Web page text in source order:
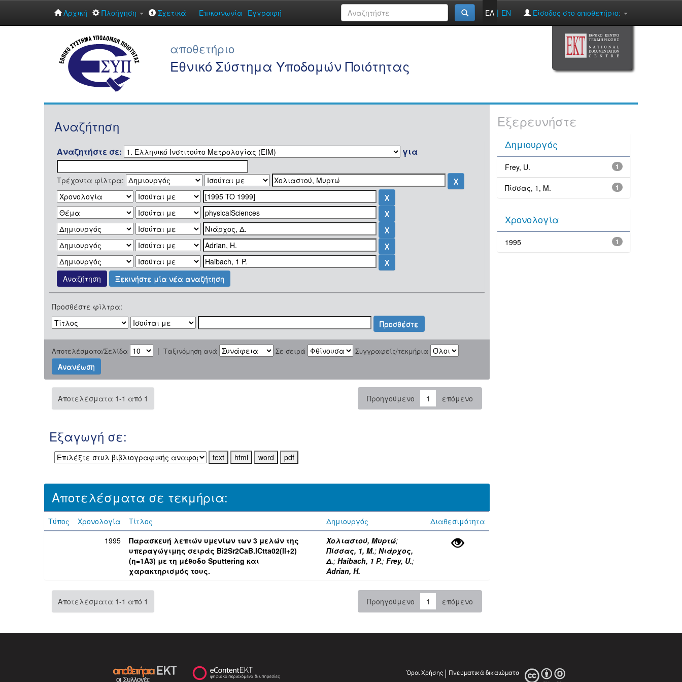
Αρχική Πλοήγηση Σχετικά Επικοινωνία Εγγραφή ΕΛ | EN Είσοδος στο αποθετήριο:
αποθετήριο
Εθνικό Σύστημα Υποδομών Ποιότητας
Αναζήτηση
Αναζητήστε σε: για
Τρέχοντα φίλτρα:
Ξεκινήστε μία νέα αναζήτηση
Προσθέστε φίλτρα:
Αποτελέσματα/Σελίδα | Ταξινόμηση ανά Σε σειρά Συγγραφείς/τεκμήρια
Αποτελέσματα 1-1 από 1 Προηγούμενο 1 επόμενο
Εξαγωγή σε:
Αποτελέσματα σε τεκμήρια:
Τύπος Χρονολογία Τίτλος Δημιουργός
Διαθεσιμότητα
1995
Παρασκευή λεπτών υμενίων των 3 μελών της
υπεραγώγιμης σειράς Bi2Sr2CaB.lCtta02(ll+2)
(η=1Α3) με τη μέθοδο Sputtering και
χαρακτηρισμός τους.
Χολιαστού, Μυρτώ;
Πίσσας, 1, Μ.;Νιάρχος,
Δ.;Haibach, 1 P.;Frey, U.;
Adrian, Η.
Αποτελέσματα 1-1 από 1 Προηγούμενο 1 επόμενο
Εξερευνήστε
Δημιουργός
1
Frey, U.
1
Πίσσας, 1, Μ.
Χρονολογία
1
1995